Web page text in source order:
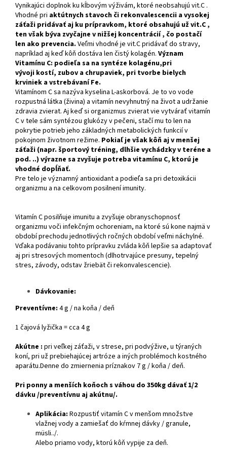
Vynikajúci doplnok ku kĺbovým výživám, ktoré neobsahujú vit.C .
Vhodné pri aktútnych stavoch či rekonvalescencii a vysokej
záťaži pridávať aj ku prípravkom, ktoré obsahujú už vit.C ,
ten však býva zvyčajne v nižšej koncentrácií , čo postačí
len ako prevencia. Veľmi vhodné je vit.C pridávať do stravy,
napríklad aj keď kôň dostáva len čistý kolagén. Význam
Vitamínu C: podieľa sa na syntéze kolagénu,pri
vývoji kostí, zubov a chrupaviek, pri tvorbe bielych
krviniek a vstrebávaní Fe.
Vitamínom C sa nazýva kyselina L-askorbová. Je to vo vode
rozpustná látka (živina) a vitamín nevyhnutný na život a udržanie
zdravia zvierat. Aj keď si organizmus zvierat vie vytvárať vitamín
C v tele sám syntézou glukózy v pečeni, stačí mu to len na
pokrytie potrieb jeho základných metabolických funkcií v
pokojnom životnom režime. Pokiaľ je však kôň aj v menšej
záťaži (napr. športový tréning, dlhšie vychádzky v teréne a
pod. ..) výrazne sa zvyšuje potreba vitamínu C, ktorú je
vhodné dopĺňať.
Pre telo je významný antioxidant a podieľa sa pri detoxikácii
organizmu a na celkovom posilnení imunity.
Vitamín C posilňuje imunitu a zvyšuje obranyschopnosť
organizmu voči infekčným ochoreniam, na ktoré sú kone najmä v
období prechodu jednotlivých ročných období veľmi náchylné.
Vďaka podávaniu tohto prípravku zvláda kôň lepšie sa adaptovať
aj pri stresových momentoch (dlhotrvajúce presuny, tepelný
stres, závody, odstav žriebät či rekonvalescencie).
Dávkovanie:
Preventívne: 4 g / na koňa / deň
1 čajová lyžička = cca 4 g
Akútne : pri veľkej záťaži, v strese, pri podvýžive, u týraných
koní, pri už prebiehajúcej artróze a iných problémoch kostného
aparátu.Denne do zmiernenia príznakov 7 g / koňa / deň.
Pri ponny a menších koňoch s váhou do 350kg dávať 1/2
dávku /preventívnu aj akútnu/.
Aplikácia: Rozpustiť vitamín Cv menšom množstve
vlažnej vody a zamiešať do kŕmnej dávky / granule,
müsli../.
Alebo priamo vody, ktorú kôň vypije za deň.